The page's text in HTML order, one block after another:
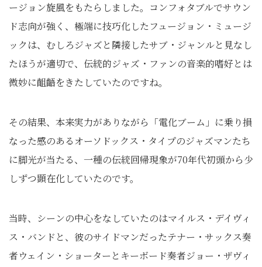
ージョン旋風をもたらしました。コンフォタブルでサウン
ド志向が強く、極端に技巧化したフュージョン・ミュージ
ックは、むしろジャズと隣接したサブ・ジャンルと見なし
たほうが適切で、伝統的ジャズ・ファンの音楽的嗜好とは
微妙に齟齬をきたしていたのですね。
その結果、本来実力がありながら「電化ブーム」に乗り損
なった感のあるオーソドックス・タイプのジャズマンたち
に脚光が当たる、一種の伝統回帰現象が70年代初頭から少
しずつ顕在化していたのです。
当時、シーンの中心をなしていたのはマイルス・デイヴィ
ス・バンドと、彼のサイドマンだったテナー・サックス奏
者ウェイン・ショーターとキーボード奏者ジョー・ザヴィ